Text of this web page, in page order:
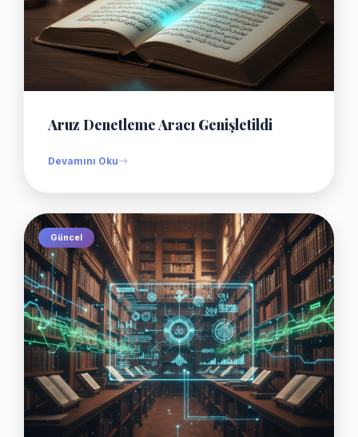
Aruz Denetleme Aracı Genişletildi
Devamını Oku
Güncel